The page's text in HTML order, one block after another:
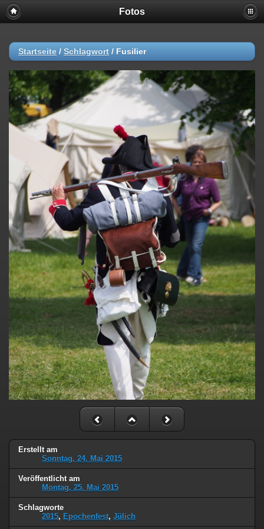
Fotos
Startseite / Schlagwort / Fusilier
Erstellt am
Sonntag, 24. Mai 2015
Veröffentlicht am
Montag, 25. Mai 2015
Schlagworte
2015, Epochenfest, Jülich